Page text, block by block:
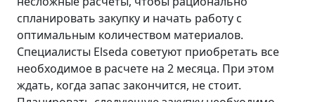
спланировать закупку и начать работу с
оптимальным количеством материалов.
Специалисты Elseda советуют приобретать все
необходимое в расчете на 2 месяца. При этом
ждать, когда запас закончится, не стоит.